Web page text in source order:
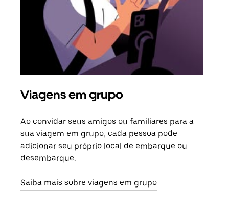
Viagens em grupo
Ao convidar seus amigos ou familiares para a
sua viagem em grupo, cada pessoa pode
adicionar seu próprio local de embarque ou
desembarque.
Saiba mais sobre viagens em grupo